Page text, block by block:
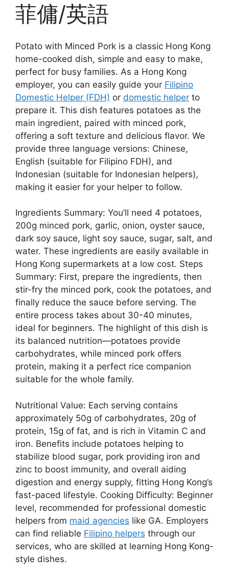
菲傭/英語
Potato with Minced Pork is a classic Hong Kong
home-cooked dish, simple and easy to make,
perfect for busy families. As a Hong Kong
employer, you can easily guide your Filipino
Domestic Helper (FDH) or domestic helper to
prepare it. This dish features potatoes as the
main ingredient, paired with minced pork,
offering a soft texture and delicious flavor. We
provide three language versions: Chinese,
English (suitable for Filipino FDH), and
Indonesian (suitable for Indonesian helpers),
making it easier for your helper to follow.
Ingredients Summary: You’ll need 4 potatoes,
200g minced pork, garlic, onion, oyster sauce,
dark soy sauce, light soy sauce, sugar, salt, and
water. These ingredients are easily available in
Hong Kong supermarkets at a low cost. Steps
Summary: First, prepare the ingredients, then
stir-fry the minced pork, cook the potatoes, and
finally reduce the sauce before serving. The
entire process takes about 30-40 minutes,
ideal for beginners. The highlight of this dish is
its balanced nutrition—potatoes provide
carbohydrates, while minced pork offers
protein, making it a perfect rice companion
suitable for the whole family.
Nutritional Value: Each serving contains
approximately 50g of carbohydrates, 20g of
protein, 15g of fat, and is rich in Vitamin C and
iron. Benefits include potatoes helping to
stabilize blood sugar, pork providing iron and
zinc to boost immunity, and overall aiding
digestion and energy supply, fitting Hong Kong’s
fast-paced lifestyle. Cooking Difficulty: Beginner
level, recommended for professional domestic
helpers from maid agencies like GA. Employers
can find reliable Filipino helpers through our
services, who are skilled at learning Hong Kong-
style dishes.